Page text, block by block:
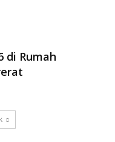
di Rumah